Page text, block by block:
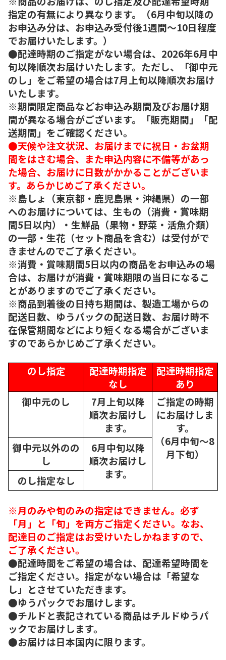
指定の有無により異なります。（6月中旬以降の
お申込み分は、お申込み受付後1週間～10日程度
でお届けいたします。）
●配達時期のご指定がない場合は、2026年6月中
旬以降順次お届けいたします。ただし、「御中元
のし」をご希望の場合は7月上旬以降順次お届け
いたします。
※期間限定商品などお申込み期間及びお届け期
間が異なる場合がございます。「販売期間」「配
送期間」をご確認ください。
●天候や注文状況、お届けまでに祝日・お盆期
間をはさむ場合、また申込内容に不備等があっ
た場合、お届けに日数がかかることがございま
す。あらかじめご了承ください。
※島しょ（東京都・鹿児島県・沖縄県）の一部
へのお届けについては、生もの（消費・賞味期
間5日以内）・生鮮品（果物・野菜・活魚介類）
の一部・生花（セット商品を含む）は受付がで
きませんのでご了承ください。
※消費・賞味期間5日以内の商品をお申込みの場
合は、お届けが消費・賞味期限の当日になるこ
とがありますのでご了承ください。
※商品到着後の日持ち期間は、製造工場からの
配送日数、ゆうパックの配送日数、お届け時不
在保管期間などにより短くなる場合がございま
すのであらかじめご了承ください。
のし指定
配達時期指定
なし
配達時期指定
あり
御中元のし
7月上旬以降
順次お届けし
ます。
ご指定の時期
にお届けしま
す。
（6月中旬～8
月下旬）
御中元以外のの
し
6月中旬以降
順次お届けし
ます。
のし指定なし
※月のみや旬のみの指定はできません。必ず
「月」と「旬」を両方ご指定ください。なお、
配達日のご指定はお受けいたしかねますので、
ご了承ください。
●配達時間をご希望の場合は、配達希望時間を
ご指定ください。指定がない場合は「希望な
し」とさせていただきます。
●ゆうパックでお届けします。
●チルドと表記されている商品はチルドゆうパ
ックでお届けします。
●お届けは日本国内に限ります。